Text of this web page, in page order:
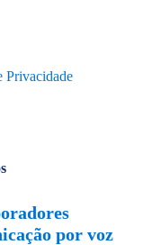
Privacidade
por voz